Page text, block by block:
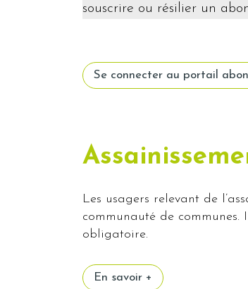
souscrire ou résilier un
Se connecter au portail
Les usagers relevant de
communauté de
obligatoire.
En savoir +